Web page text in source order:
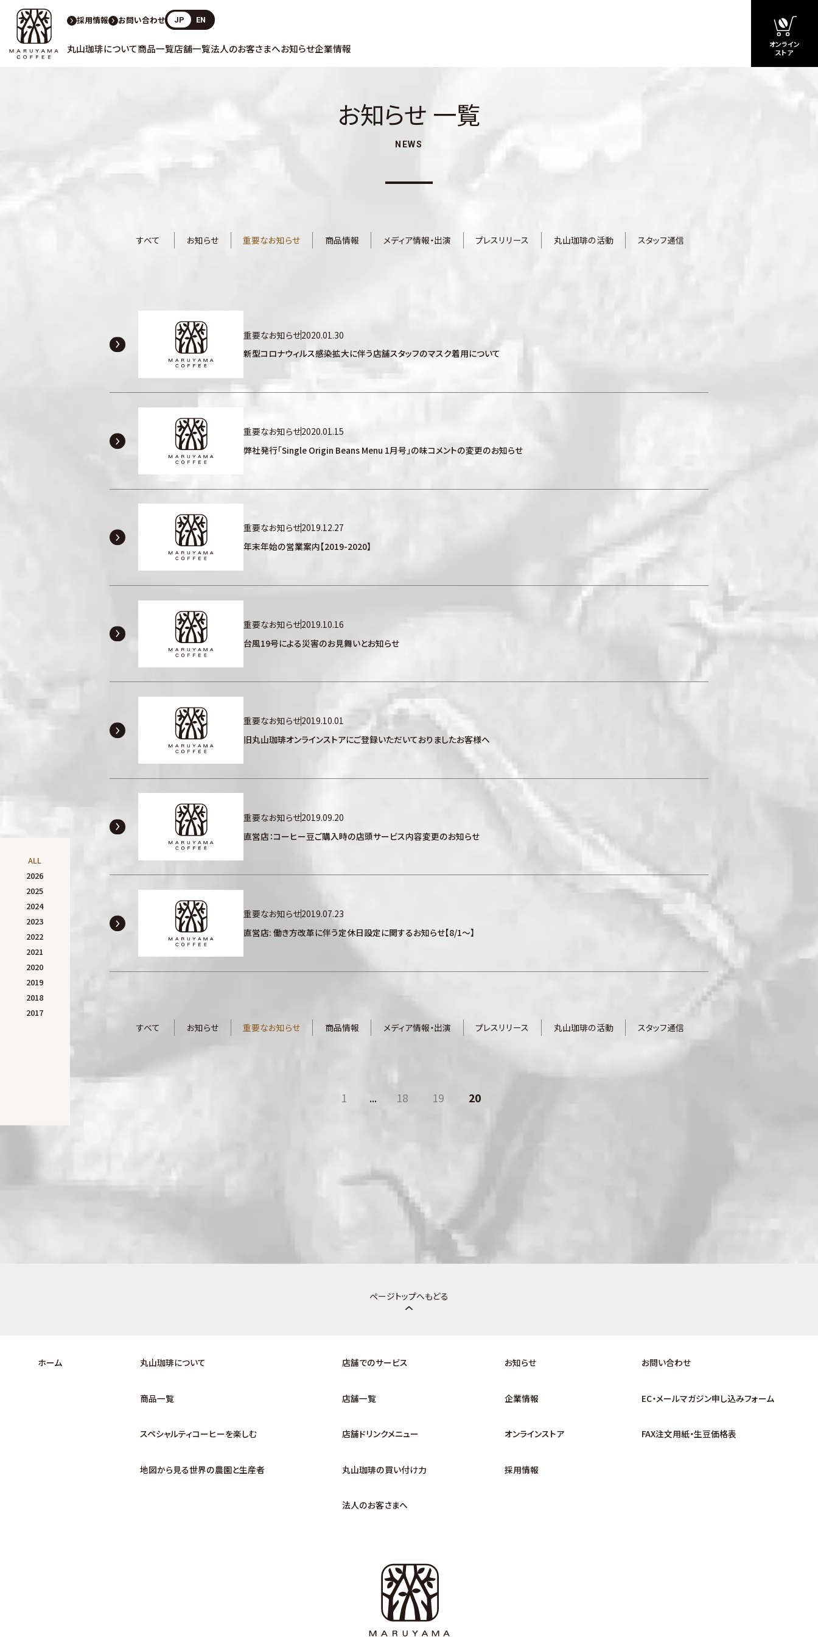
採用情報 お問い合わせ JP EN
丸山珈琲について商品一覧店舗一覧法人のお客さまへお知らせ企業情報
オンライン
ストア
お知らせ 一覧
NEWS
ALL
2026
2025
2024
2023
2022
2021
2020
2019
2018
2017
すべて お知らせ 重要なお知らせ 商品情報 メディア情報・出演 プレスリリース 丸山珈琲の活動 スタッフ通信
重要なお知らせ2020.01.30
新型コロナウィルス感染拡大に伴う店舗スタッフのマスク着用について
重要なお知らせ2020.01.15
弊社発行「Single Origin Beans Menu 1月号」の味コメントの変更のお知らせ
重要なお知らせ2019.12.27
年末年始の営業案内【2019-2020】
重要なお知らせ2019.10.16
台風19号による災害のお見舞いとお知らせ
重要なお知らせ2019.10.01
旧丸山珈琲オンラインストアにご登録いただいておりましたお客様へ
重要なお知らせ2019.09.20
直営店：コーヒー豆ご購入時の店頭サービス内容変更のお知らせ
重要なお知らせ2019.07.23
直営店: 働き方改革に伴う定休日設定に関するお知らせ【8/1～】
すべて お知らせ 重要なお知らせ 商品情報 メディア情報・出演 プレスリリース 丸山珈琲の活動 スタッフ通信
1 ... 18 19 20
ページトップへもどる
ホーム 丸山珈琲について
商品一覧
スペシャルティコーヒーを楽しむ
地図から見る世界の農園と生産者
店舗でのサービス
店舗一覧
店舗ドリンクメニュー
丸山珈琲の買い付け力
法人のお客さまへ
お知らせ
企業情報
オンラインストア
採用情報
お問い合わせ
EC・メールマガジン申し込みフォーム
FAX注文用紙・生豆価格表